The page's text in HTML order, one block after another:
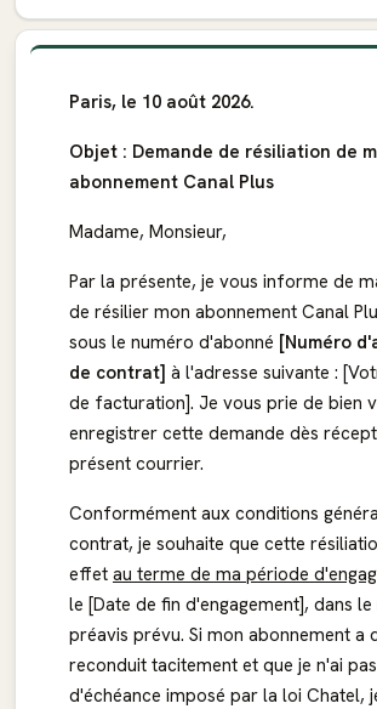
Paris, le 10 août 2026.
Objet : Demande de résiliation de
abonnement Canal Plus
Madame, Monsieur,
Par la présente, je vous informe de
de résilier mon abonnement Canal
sous le numéro d'abonné [Numéro
de contrat] à l'adresse suivante :
de facturation]. Je vous prie de bien
enregistrer cette demande dès
présent courrier.
Conformément aux conditions
contrat, je souhaite que cette
effet au terme de ma période
le [Date de fin d'engagement], dans
préavis prévu. Si mon abonnement a
reconduit tacitement et que je n'ai
d'échéance imposé par la loi Chatel,